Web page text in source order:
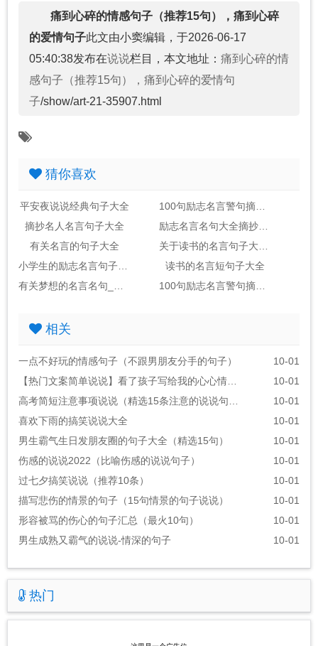
痛到心碎的情感句子（推荐15句），痛到心碎
的爱情句子此文由小窦编辑，于2026-06-17
05:40:38发布在说说栏目，本文地址： 痛到心碎的情
感句子（推荐15句），痛到心碎的爱情句
子/show/art-21-35907.html
猜你喜欢
平安夜说说经典句子大全
摘抄名人名言句子大全
有关名言的句子大全
读书的名言短句子大全
相关
一点不好玩的情感句子（不跟男朋友分手的句子）
10-01
10-01
10-01
喜欢下雨的搞笑说说大全
10-01
男生霸气生日发朋友圈的句子大全（精选15句）
10-01
伤感的说说2022（比喻伤感的说说句子）
10-01
过七夕搞笑说说（推荐10条）
10-01
描写悲伤的情景的句子（15句情景的句子说说）
10-01
形容被骂的伤心的句子汇总（最火10句）
10-01
男生成熟又霸气的说说-情深的句子
10-01
热门